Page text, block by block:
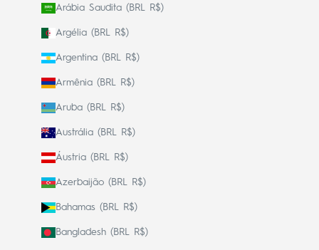
Arábia Saudita (BRL R$)
Argélia (BRL R$)
Argentina (BRL R$)
Armênia (BRL R$)
Aruba (BRL R$)
Austrália (BRL R$)
Áustria (BRL R$)
Azerbaijão (BRL R$)
Bahamas (BRL R$)
Bangladesh (BRL R$)